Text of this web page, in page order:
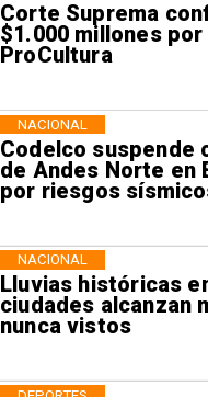
Corte Suprema
$1.000 millones por
ProCultura
Codelco suspende
de Andes Norte en
por riesgos
NACIONAL
Lluvias históricas
ciudades alcanzan
nunca vistos
NACIONAL